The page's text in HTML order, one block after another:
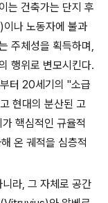
는 건축가는 단지 후
나 노동자에 불과
주체성을 획득하며,
행위로 변모시킨다.
터 20세기의 "소급
현대의 분산된 고
핵심적인 규율적
온 궤적을 심층적
라, 그 자체로 공간